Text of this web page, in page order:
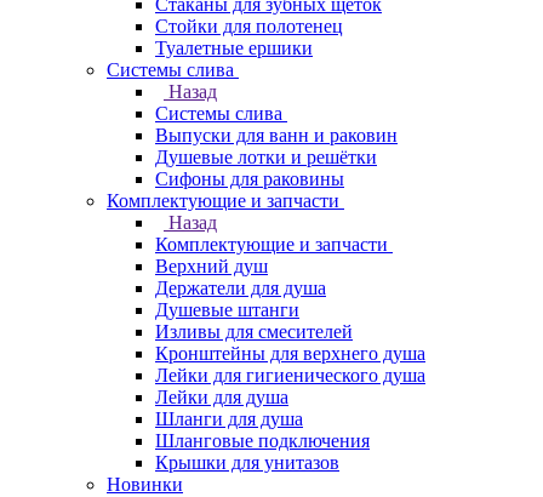
Стаканы для зубных щеток
Стойки для полотенец
Туалетные ершики
Системы слива
Назад
Системы слива
Выпуски для ванн и раковин
Душевые лотки и решётки
Сифоны для раковины
Комплектующие и запчасти
Назад
Комплектующие и запчасти
Верхний душ
Держатели для душа
Душевые штанги
Изливы для смесителей
Кронштейны для верхнего душа
Лейки для гигиенического душа
Лейки для душа
Шланги для душа
Шланговые подключения
Крышки для унитазов
Новинки